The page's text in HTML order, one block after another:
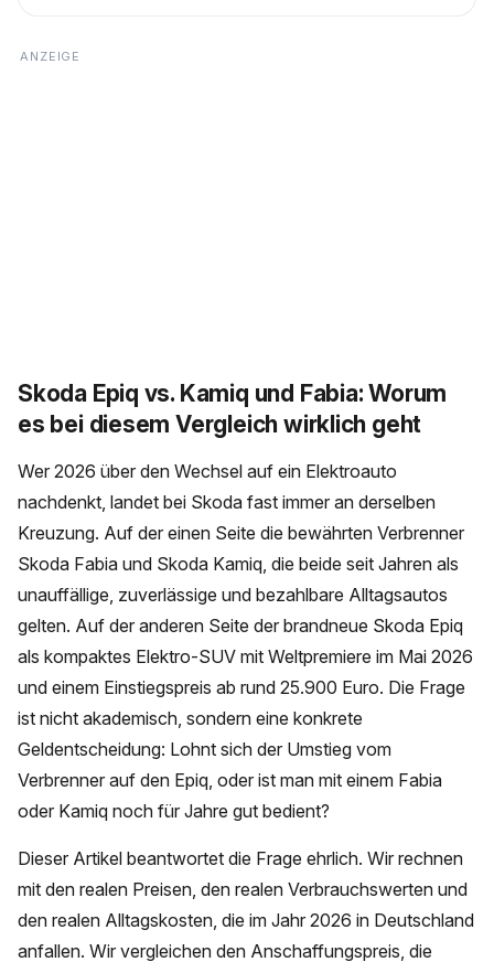
Skoda Epiq vs. Kamiq und Fabia: Worum
es bei diesem Vergleich wirklich geht
Wer 2026 über den Wechsel auf ein Elektroauto
nachdenkt, landet bei Skoda fast immer an derselben
Kreuzung. Auf der einen Seite die bewährten Verbrenner
Skoda Fabia und Skoda Kamiq, die beide seit Jahren als
unauffällige, zuverlässige und bezahlbare Alltagsautos
gelten. Auf der anderen Seite der brandneue Skoda Epiq
als kompaktes Elektro-SUV mit Weltpremiere im Mai 2026
und einem Einstiegspreis ab rund 25.900 Euro. Die Frage
ist nicht akademisch, sondern eine konkrete
Geldentscheidung: Lohnt sich der Umstieg vom
Verbrenner auf den Epiq, oder ist man mit einem Fabia
oder Kamiq noch für Jahre gut bedient?
Dieser Artikel beantwortet die Frage ehrlich. Wir rechnen
mit den realen Preisen, den realen Verbrauchswerten und
den realen Alltagskosten, die im Jahr 2026 in Deutschland
anfallen. Wir vergleichen den Anschaffungspreis, die